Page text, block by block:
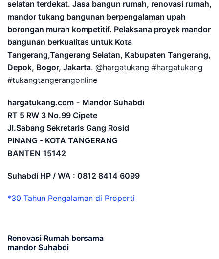
selatan terdekat. Jasa bangun rumah, renovasi rumah,
mandor tukang bangunan berpengalaman upah
borongan murah kompetitif. Pelaksana proyek mandor
bangunan berkualitas untuk Kota
Tangerang,Tangerang Selatan, Kabupaten Tangerang,
Depok, Bogor, Jakarta. @hargatukang #hargatukang
#tukangtangerangonline
hargatukang.com - Mandor Suhabdi
RT 5 RW 3 No.99 Cipete
Jl.Sabang Sekretaris Gang Rosid
PINANG - KOTA TANGERANG
BANTEN 15142
Suhabdi HP / WA : 0812 8414 6099
*30 Tahun Pengalaman di Properti
Renovasi Rumah bersama
mandor Suhabdi